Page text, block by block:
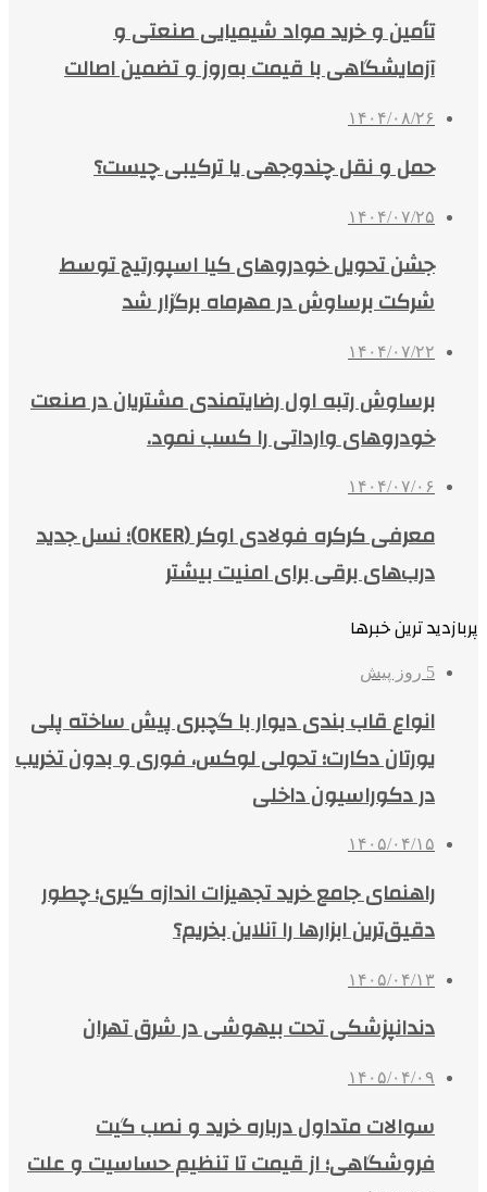
تأمین و خرید مواد شیمیایی صنعتی و
آزمایشگاهی با قیمت به‌روز و تضمین اصالت
۱۴۰۴/۰۸/۲۶
حمل و نقل چندوجهی یا ترکیبی چیست؟
۱۴۰۴/۰۷/۲۵
جشن تحویل خودروهای کیا اسپورتیج توسط
شرکت برساوش در مهرماه برگزار شد
۱۴۰۴/۰۷/۲۲
برساوش رتبه اول رضایتمندی مشتریان در صنعت
خودروهای وارداتی را کسب نمود.
۱۴۰۴/۰۷/۰۶
معرفی کرکره فولادی اوکر (OKER)؛ نسل جدید
درب‌های برقی برای امنیت بیشتر
پربازدید ترین خبرها
5 روز پیش
انواع قاب بندی دیوار با گچبری پیش ساخته پلی
یورتان دکارت؛ تحولی لوکس، فوری و بدون تخریب
در دکوراسیون داخلی
۱۴۰۵/۰۴/۱۵
راهنمای جامع خرید تجهیزات اندازه گیری؛ چطور
دقیق‌ترین ابزارها را آنلاین بخریم؟
۱۴۰۵/۰۴/۱۳
دندانپزشکی تحت بیهوشی در شرق تهران
۱۴۰۵/۰۴/۰۹
سوالات متداول درباره خرید و نصب گیت
فروشگاهی؛ از قیمت تا تنظیم حساسیت و علت